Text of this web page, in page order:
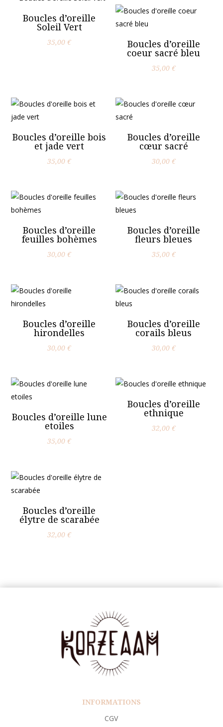
Boucles d’oreille
Soleil Vert
35,00€ Boucles d’oreille
coeur sacré bleu
35,00 €
Boucles d’oreille bois
et jade vert
35,00€
Boucles d’oreille
cœur sacré
30,00 €
Boucles d’oreille
feuilles bohèmes
30,00€
Boucles d’oreille
fleurs bleues
35,00 €
Boucles d’oreille
hirondelles
30,00€
Boucles d’oreille
corails bleus
30,00 €
Boucles d’oreille lune
etoiles
35,00€
Boucles d’oreille
ethnique
32,00 €
Boucles d’oreille
élytre de scarabée
32,00€
INFORMATIONS
CGV